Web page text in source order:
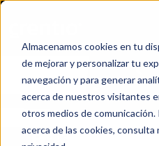
Almacenamos cookies en tu
de mejorar y personalizar tu
navegación y para generar
acerca de nuestros visitantes
otros medios de comunicación.
acerca de las cookies,